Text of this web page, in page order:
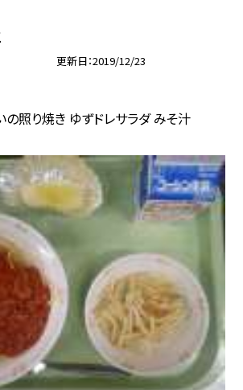
更新日 2019/12/23
照り焼き ゆずドレサラダ みそ汁